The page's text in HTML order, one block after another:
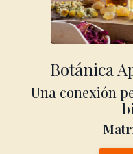
Botánica
Una conexión